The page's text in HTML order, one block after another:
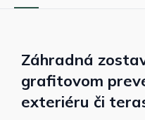
Záhradná
grafitovom
exteriéru či